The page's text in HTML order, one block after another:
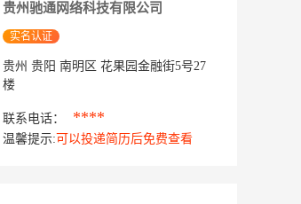
贵州驰通网络科技有限公司
实名认证
贵州 贵阳 南明区 花果园金融街5号27
楼
联系电话： ****
温馨提示: 可以投递简历后免费查看